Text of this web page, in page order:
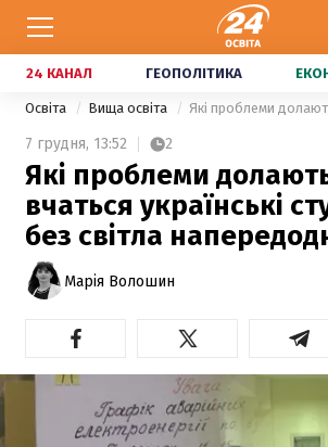
24 КАНАЛ ГЕОПОЛІТИКА
Освіта Вища освіта
7 грудня, 13:52 2
Які проблеми
вчаться українські
без світла
Марія Волошин